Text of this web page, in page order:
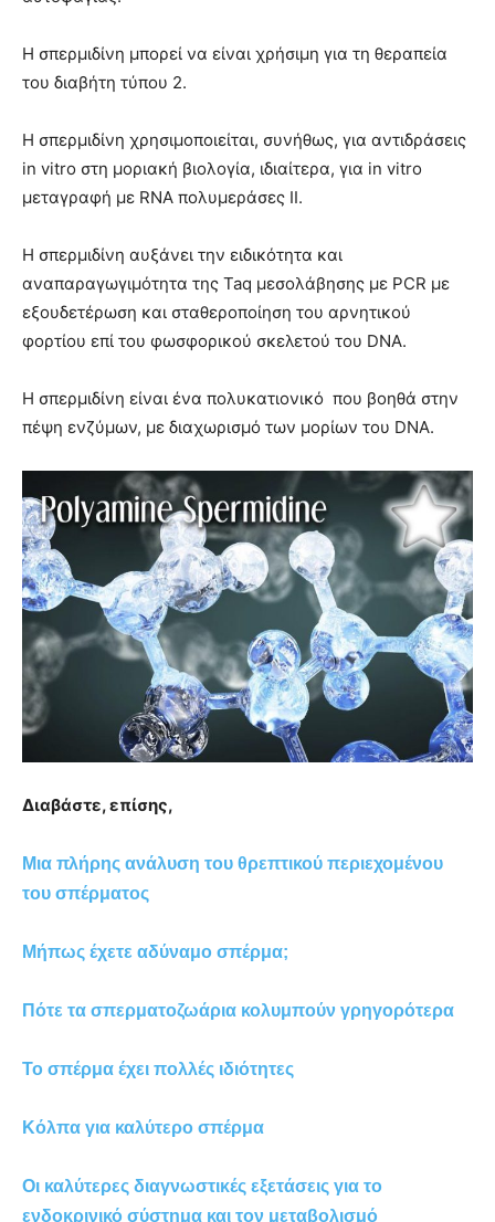
Η σπερμιδίνη μπορεί να είναι χρήσιμη για τη θεραπεία
του διαβήτη τύπου 2.
Η σπερμιδίνη χρησιμοποιείται, συνήθως, για αντιδράσεις
in vitro στη μοριακή βιολογία, ιδιαίτερα, για in vitro
μεταγραφή με RNA πολυμεράσες II.
Η σπερμιδίνη αυξάνει την ειδικότητα και
αναπαραγωγιμότητα της Taq μεσολάβησης με PCR με
εξουδετέρωση και σταθεροποίηση του αρνητικού
φορτίου επί του φωσφορικού σκελετού του DNA.
Η σπερμιδίνη είναι ένα πολυκατιονικό που βοηθά στην
πέψη ενζύμων, με διαχωρισμό των μορίων του DNA.
Διαβάστε, επίσης,
Μια πλήρης ανάλυση του θρεπτικού περιεχομένου
του σπέρματος
Μήπως έχετε αδύναμο σπέρμα;
Πότε τα σπερματοζωάρια κολυμπούν γρηγορότερα
Το σπέρμα έχει πολλές ιδιότητες
Κόλπα για καλύτερο σπέρμα
Οι καλύτερες διαγνωστικές εξετάσεις για το
ενδοκρινικό σύστημα και τον μεταβολισμό